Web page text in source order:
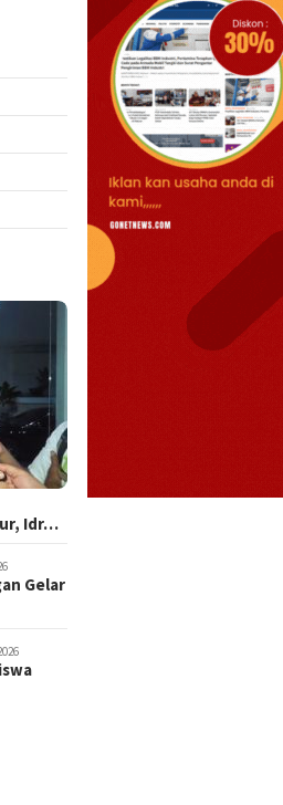
Rp300 Juta Baju Dinas
Idrus Mopili: Masa
Dihabiskan?
Sri
Gelar
UMKM
Idr…
Gelar